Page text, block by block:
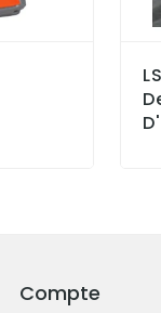
Compte